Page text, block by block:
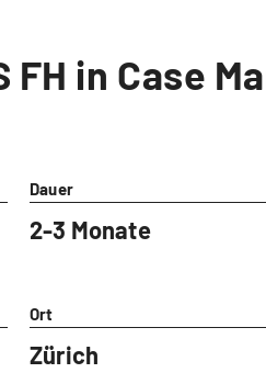
FH in Case
Dauer
2-3 Monate
Ort
Zürich